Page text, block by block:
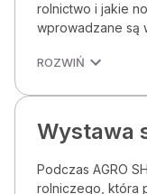
rolnictwo i jakie
wprowadzane są
ROZWIŃ
Wystawa
Podczas AGRO
rolniczego, która